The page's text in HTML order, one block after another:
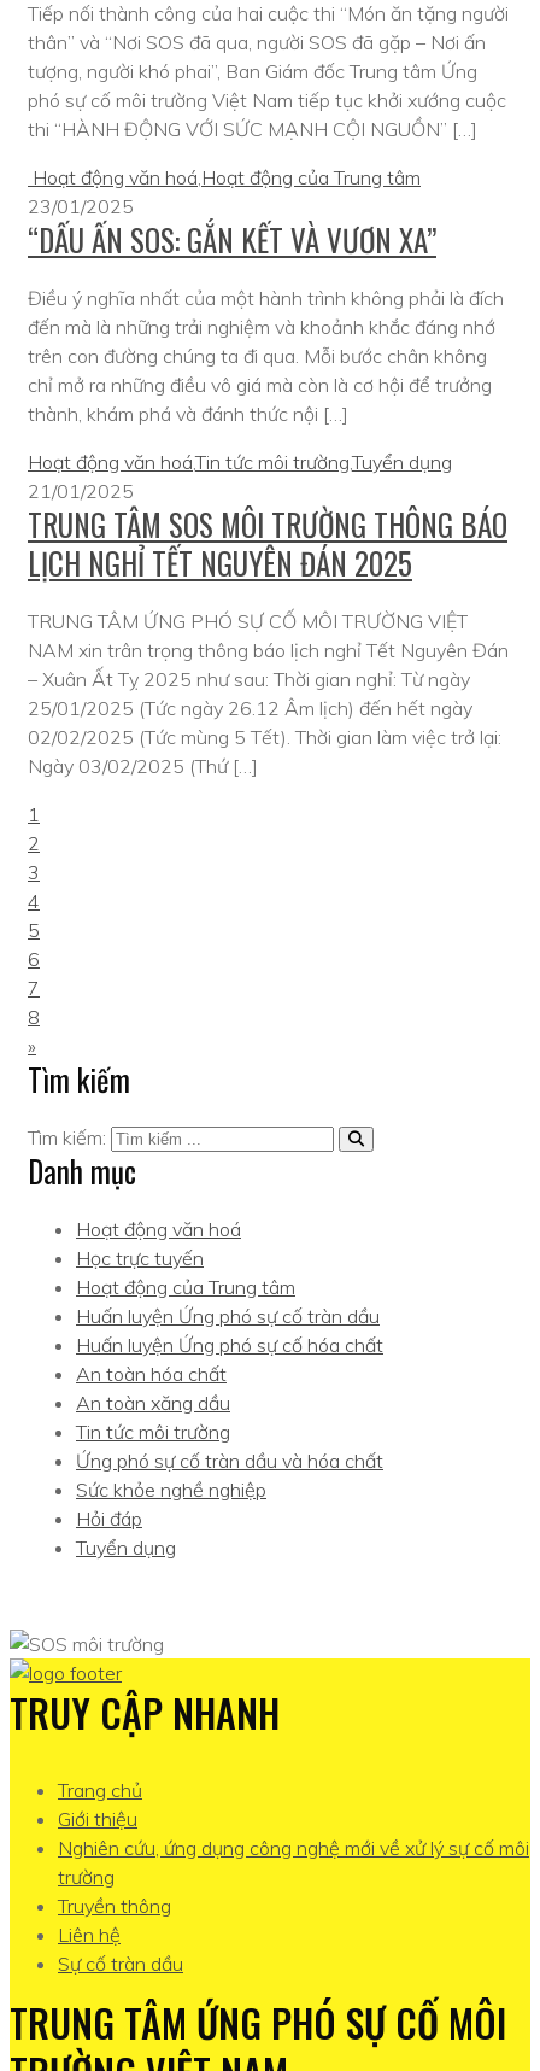
Tiếp nối thành công của hai cuộc thi “Món ăn tặng người
thân” và “Nơi SOS đã qua, người SOS đã gặp – Nơi ấn
tượng, người khó phai”, Ban Giám đốc Trung tâm Ứng
phó sự cố môi trường Việt Nam tiếp tục khởi xướng cuộc
thi “HÀNH ĐỘNG VỚI SỨC MẠNH CỘI NGUỒN” […]
Hoạt động văn hoá,Hoạt động của Trung tâm
23/01/2025
“DẤU ẤN SOS: GẮN KẾT VÀ VƯƠN XA”
Điều ý nghĩa nhất của một hành trình không phải là đích
đến mà là những trải nghiệm và khoảnh khắc đáng nhớ
trên con đường chúng ta đi qua. Mỗi bước chân không
chỉ mở ra những điều vô giá mà còn là cơ hội để trưởng
thành, khám phá và đánh thức nội […]
Hoạt động văn hoá,Tin tức môi trường,Tuyển dụng
21/01/2025
TRUNG TÂM SOS MÔI TRƯỜNG THÔNG BÁO
LỊCH NGHỈ TẾT NGUYÊN ĐÁN 2025
TRUNG TÂM ỨNG PHÓ SỰ CỐ MÔI TRƯỜNG VIỆT
NAM xin trân trọng thông báo lịch nghỉ Tết Nguyên Đán
– Xuân Ất Tỵ 2025 như sau: Thời gian nghỉ: Từ ngày
25/01/2025 (Tức ngày 26.12 Âm lịch) đến hết ngày
02/02/2025 (Tức mùng 5 Tết). Thời gian làm việc trở lại:
Ngày 03/02/2025 (Thứ […]
1
2
3
4
5
6
7
8
»
Tìm kiếm
Tìm kiếm:
Danh mục
Hoạt động văn hoá
Học trực tuyến
Hoạt động của Trung tâm
Huấn luyện Ứng phó sự cố tràn dầu
Huấn luyện Ứng phó sự cố hóa chất
An toàn hóa chất
An toàn xăng dầu
Tin tức môi trường
Ứng phó sự cố tràn dầu và hóa chất
Sức khỏe nghề nghiệp
Hỏi đáp
Tuyển dụng
TRUY CẬP NHANH
Trang chủ
Giới thiệu
Nghiên cứu, ứng dụng công nghệ mới về xử lý sự cố môi
trường
Truyền thông
Liên hệ
Sự cố tràn dầu
TRUNG TÂM ỨNG PHÓ SỰ CỐ MÔI